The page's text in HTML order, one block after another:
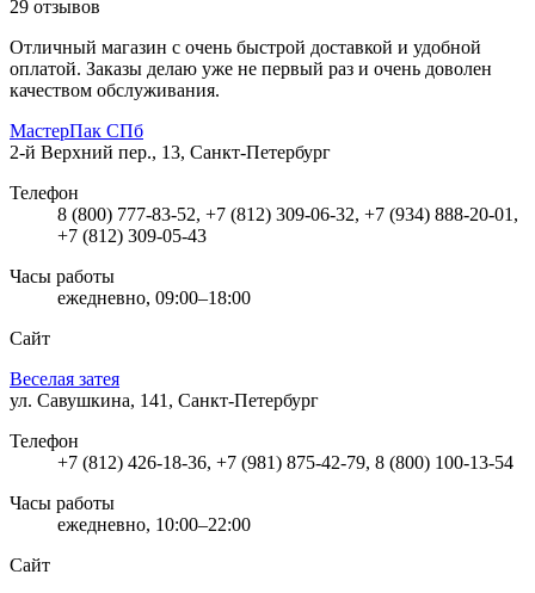
29 отзывов
Отличный магазин с очень быстрой доставкой и удобной
оплатой. Заказы делаю уже не первый раз и очень доволен
качеством обслуживания.
МастерПак СПб
2-й Верхний пер., 13, Санкт-Петербург
Телефон
8 (800) 777-83-52, +7 (812) 309-06-32, +7 (934) 888-20-01,
+7 (812) 309-05-43
Часы работы
ежедневно, 09:00–18:00
Сайт
Веселая затея
ул. Савушкина, 141, Санкт-Петербург
Телефон
+7 (812) 426-18-36, +7 (981) 875-42-79, 8 (800) 100-13-54
Часы работы
ежедневно, 10:00–22:00
Сайт